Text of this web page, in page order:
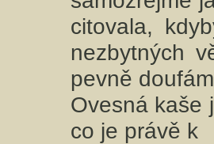
citovala,
nezbytných
pevně
Ovesná kaše
co je právě k